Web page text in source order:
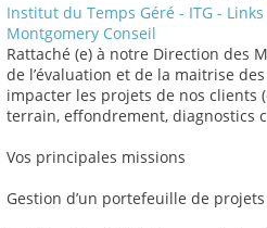
Institut du Temps Géré - ITG -
Montgomery Conseil
Rattaché (e) à notre Direction des
de l’évaluation et de la maitrise
impacter les projets de nos clients
terrain, effondrement, diagnostics
Vos principales missions
Gestion d’un portefeuille de